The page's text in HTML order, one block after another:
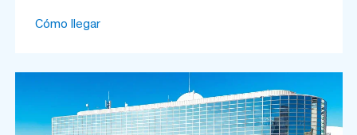
Cómo llegar